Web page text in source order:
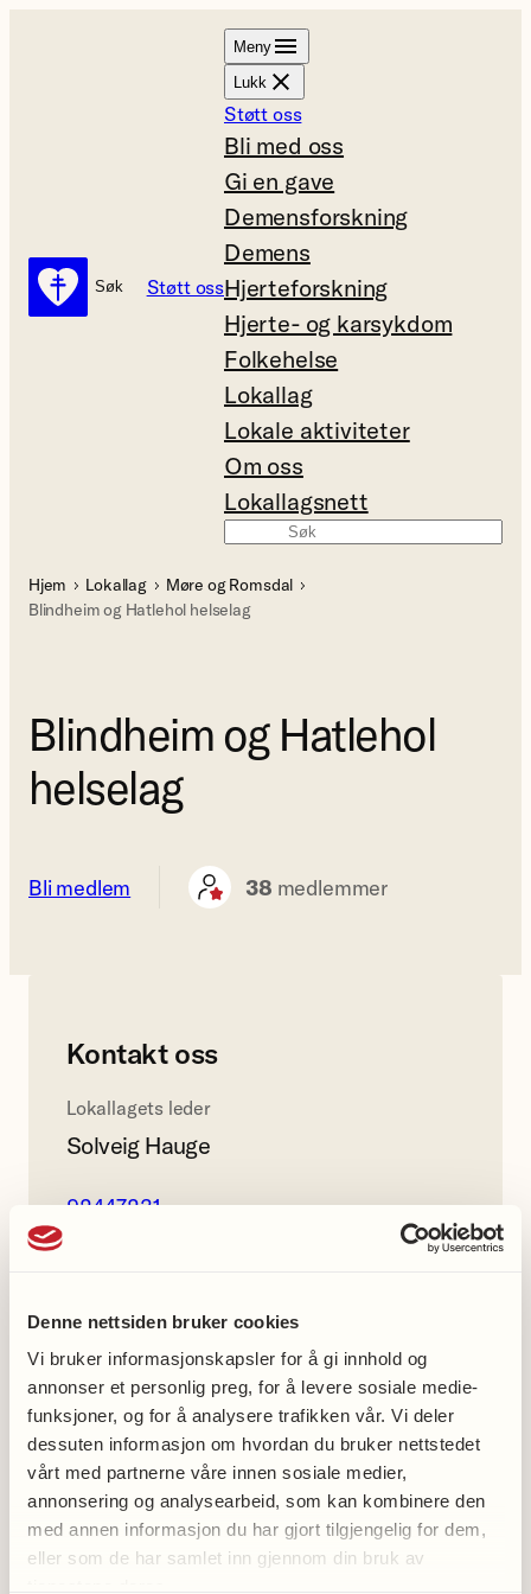
Denne nettsiden bruker cookies
Vi bruker informasjonskapsler for å gi innhold og
annonser et personlig preg, for å levere sosiale medie-
funksjoner, og for å analysere trafikken vår. Vi deler
dessuten informasjon om hvordan du bruker nettstedet
vårt med partnerne våre innen sosiale medier,
annonsering og analysearbeid, som kan kombinere den
med annen informasjon du har gjort tilgjengelig for dem,
eller som de har samlet inn gjennom din bruk av
Søk
Søk Støtt oss
Meny
Lukk
Støtt oss
Bli med oss
Gi en gave
Demensforskning
Demens
Hjerteforskning
Hjerte- og karsykdom
Folkehelse
Lokallag
Lokale aktiviteter
Om oss
Lokallagsnett
Hjem Lokallag
Møre og Romsdal
Blindheim og Hatlehol helselag
Blindheim og Hatlehol
helselag
Bli medlem 38 medlemmer
Kontakt oss
Lokallagets leder
Solveig Hauge
92447231
Blindheim og Hatlehol helselag
gruppe
Facebook
Med oss-aktiviteter